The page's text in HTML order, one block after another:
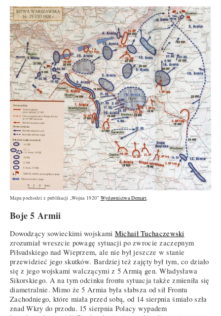
Mapa pochodzi z publikacji „Wojna 1920” Wydawnictwa Demart.
Boje 5 Armii
Dowodzący sowieckimi wojskami Michaił Tuchaczewski
zrozumiał wreszcie powagę sytuacji po zwrocie zaczepnym
Piłsudskiego nad Wieprzem, ale nie był jeszcze w stanie
przewidzieć jego skutków. Bardziej też zajęty był tym, co działo
się z jego wojskami walczącymi z 5 Armią gen. Władysława
Sikorskiego. A na tym odcinku frontu sytuacja także zmieniła się
diametralnie. Mimo że 5 Armia była słabsza od sił Frontu
Zachodniego, które miała przed sobą, od 14 sierpnia śmiało szła
znad Wkry do przodu. 15 sierpnia Polacy wypadem